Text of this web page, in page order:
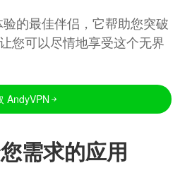
的最佳伴侣，它帮助您突破
您可以尽情地享受这个无界
AndyVPN
需求的应用